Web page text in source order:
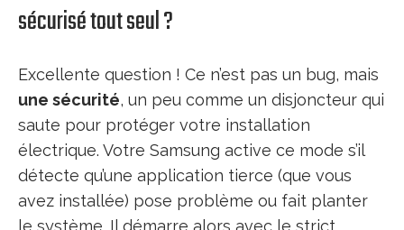
sécurisé tout seul ?
Excellente question ! Ce n’est pas un bug, mais
une sécurité, un peu comme un disjoncteur qui
saute pour protéger votre installation
électrique. Votre Samsung active ce mode s’il
détecte qu’une application tierce (que vous
avez installée) pose problème ou fait planter